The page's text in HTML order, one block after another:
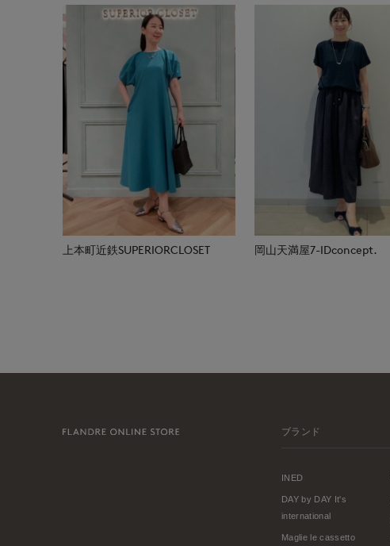
上本町近鉄SUPERIORCLOSET 岡山天満屋7-IDconcept.
ブランド
INED
DAY by DAY It's
international
Maglie le cassetto